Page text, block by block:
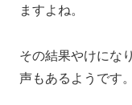
ますよね。
その結果やけになり
声もあるようです。